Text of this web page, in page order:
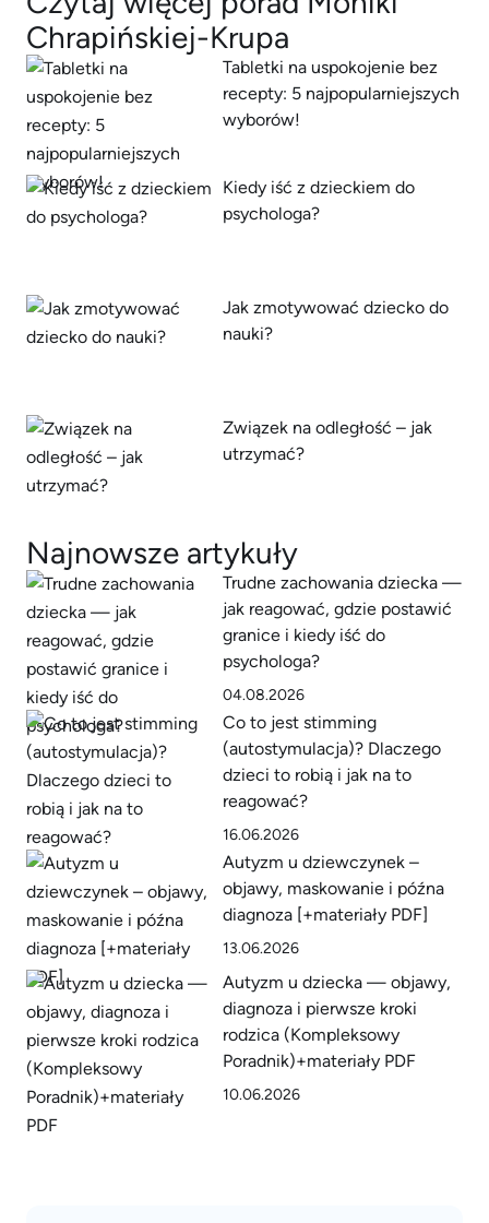
Chrapińskiej-Krupa
Tabletki na uspokojenie bez
recepty: 5 najpopularniejszych
wyborów!
Kiedy iść z dzieckiem do
psychologa?
Jak zmotywować dziecko do
nauki?
Związek na odległość – jak
utrzymać?
Najnowsze artykuły
Trudne zachowania dziecka —
jak reagować, gdzie postawić
granice i kiedy iść do
psychologa?
04.08.2026
Co to jest stimming
(autostymulacja)? Dlaczego
dzieci to robią i jak na to
reagować?
16.06.2026
Autyzm u dziewczynek –
objawy, maskowanie i późna
diagnoza [+materiały PDF]
13.06.2026
Autyzm u dziecka — objawy,
diagnoza i pierwsze kroki
rodzica (Kompleksowy
Poradnik)+materiały PDF
10.06.2026